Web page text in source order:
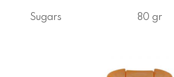
Sugars 80 gr